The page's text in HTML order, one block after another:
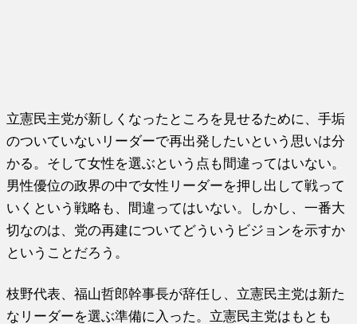
立憲民主党が新しくなったところを見せるために、手垢
のついていないリーダーで再出発したいという思いは分
かる。そして女性を選ぶという点も間違ってはいない。
男性優位の政界の中で女性リーダーを押し出して戦って
いくという戦略も、間違ってはいない。しかし、一番大
切なのは、党の再建についてどういうビジョンを示すか
ということだろう。
枝野代表、福山哲郎幹事長が辞任し、立憲民主党は新た
なリーダーを選ぶ準備に入った。立憲民主党はもとも